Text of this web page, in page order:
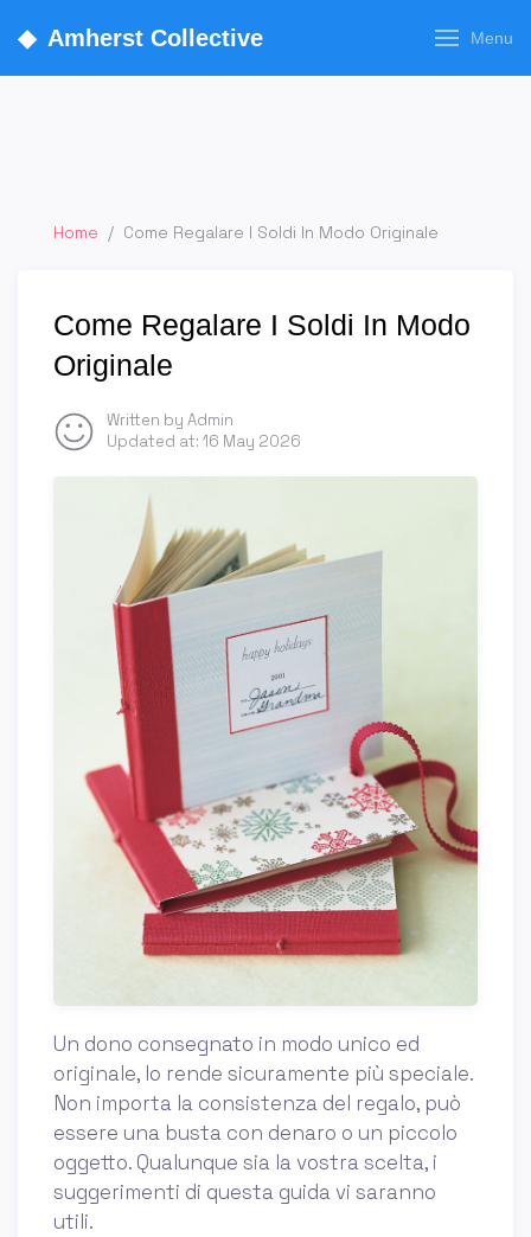
◆ Amherst Collective Menu
Home / Come Regalare I Soldi In Modo Originale
Come Regalare I Soldi In Modo
Originale
Written by Admin
Updated at: 16 May 2026
Un dono consegnato in modo unico ed
originale, lo rende sicuramente più speciale.
Non importa la consistenza del regalo, può
essere una busta con denaro o un piccolo
oggetto. Qualunque sia la vostra scelta, i
suggerimenti di questa guida vi saranno
utili.